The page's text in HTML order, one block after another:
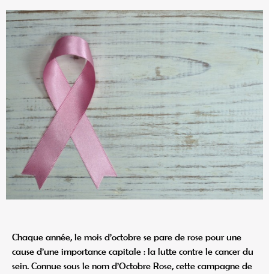
Chaque année, le mois d’octobre se pare de rose pour une
cause d’une importance capitale : la lutte contre le cancer du
sein. Connue sous le nom d’Octobre Rose, cette campagne de